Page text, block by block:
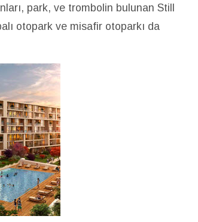
park, ve trombolin bulunan Still
otopark ve misafir otoparkı da